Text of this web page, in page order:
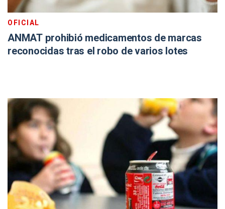
OFICIAL
ANMAT prohibió medicamentos de marcas
reconocidas tras el robo de varios lotes